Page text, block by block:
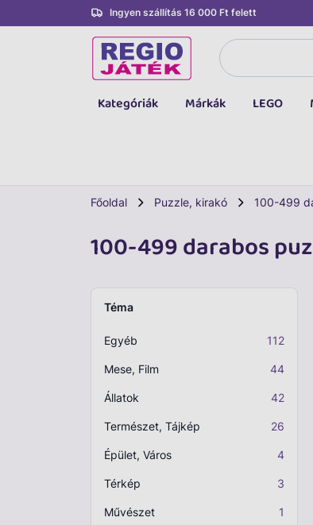
Ingyen szállítás 16 000 Ft felett
Kategóriák
LEGO
Diavetítő, diafilm
Strandjáték, medence
Márkák LEGO
Főoldal Puzzle, kirakó 100-499
100-499 darabos
Téma
Egyéb 112
Mese, Film 44
Állatok 42
Természet, Tájkép 26
Épület, Város 4
Térkép 3
Művészet 1